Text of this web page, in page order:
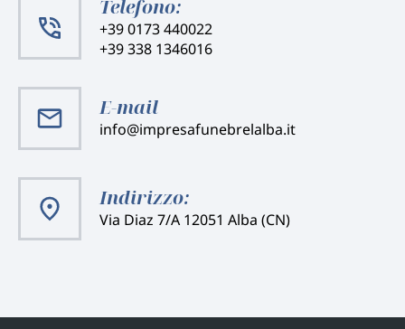
Telefono:
+39 0173 440022
+39 338 1346016
E-mail
info@impresafunebrelalba.it
Indirizzo:
Via Diaz 7/A 12051 Alba (CN)